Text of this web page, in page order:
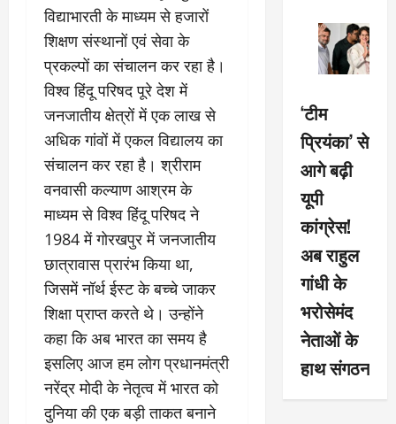
विद्याभारती के माध्यम से हजारों
शिक्षण संस्थानों एवं सेवा के
प्रकल्पों का संचालन कर रहा है।
विश्व हिंदू परिषद पूरे देश में
जनजातीय क्षेत्रों में एक लाख से
अधिक गांवों में एकल विद्यालय का
संचालन कर रहा है। श्रीराम
वनवासी कल्याण आश्रम के
माध्यम से विश्व हिंदू परिषद ने
1984 में गोरखपुर में जनजातीय
छात्रावास प्रारंभ किया था,
जिसमें नॉर्थ ईस्ट के बच्चे जाकर
शिक्षा प्राप्त करते थे। उन्होंने
कहा कि अब भारत का समय है
इसलिए आज हम लोग प्रधानमंत्री
नरेंद्र मोदी के नेतृत्व में भारत को
दुनिया की एक बड़ी ताकत बनाने
‘टीम
प्रियंका’ से
आगे बढ़ी
यूपी
कांग्रेस!
अब राहुल
गांधी के
भरोसेमंद
नेताओं के
हाथ संगठन